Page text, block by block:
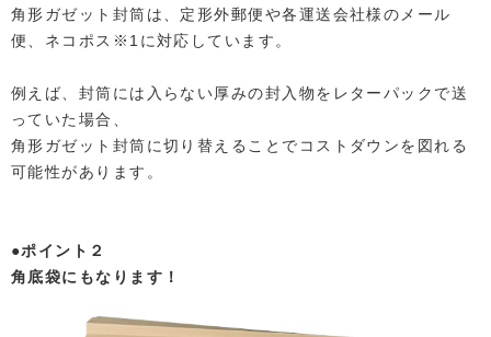
角形ガゼット封筒は、定形外郵便や各運送会社様のメール
便、ネコポス※1に対応しています。
例えば、封筒には入らない厚みの封入物をレターパックで送
っていた場合、
角形ガゼット封筒に切り替えることでコストダウンを図れる
可能性があります。
●ポイント２
角底袋にもなります！